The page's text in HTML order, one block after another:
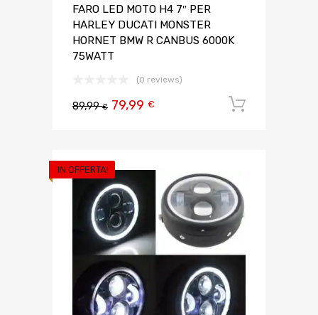
FARO LED MOTO H4 7″ PER
HARLEY DUCATI MONSTER
HORNET BMW R CANBUS 6000K
75WATT
(0 reviews)
89,99€ 79,99 €
IN OFFERTA!